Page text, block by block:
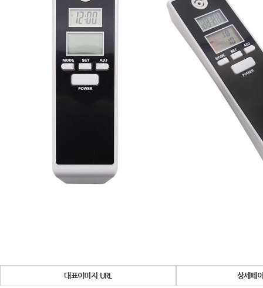
대표이미지 URL 상세페